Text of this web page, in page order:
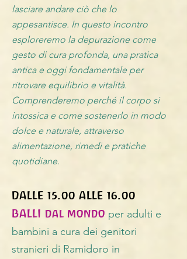
lasciare andare ciò che lo
appesantisce. In questo incontro
esploreremo la depurazione come
gesto di cura profonda, una pratica
antica e oggi fondamentale per
ritrovare equilibrio e vitalità.
Comprenderemo perché il corpo si
intossica e come sostenerlo in modo
dolce e naturale, attraverso
alimentazione, rimedi e pratiche
quotidiane.
DALLE 15.00 ALLE 16.00
BALLI dal mondo per adulti e
bambini a cura dei genitori
stranieri di Ramidoro in